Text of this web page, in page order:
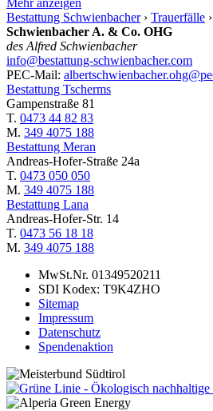
Bestattung Schwienbacher› Trauerfälle ›
Schwienbacher A. & Co. OHG
des Alfred Schwienbacher
info@bestattung-schwienbacher.com
PEC-Mail:
Bestattung Tscherms
Gampenstraße 81
T. 0473 44 82 83
M. 349 4075 188
Bestattung Meran
Andreas-Hofer-Straße 24a
T. 0473 050 050
M. 349 4075 188
Bestattung Lana
Andreas-Hofer-Str. 14
T. 0473 56 18 18
M. 349 4075 188
MwSt.Nr. 01349520211
SDI Kodex: T9K4ZHO
Sitemap
Impressum
Datenschutz
Spendenaktion